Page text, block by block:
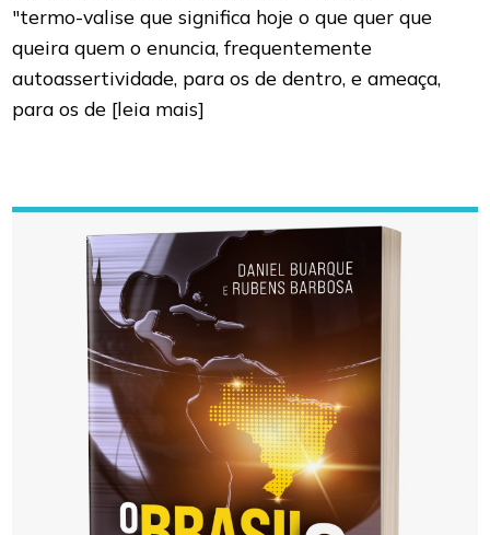
"termo-valise que significa hoje o que quer que
queira quem o enuncia, frequentemente
autoassertividade, para os de dentro, e ameaça,
para os de [leia mais]